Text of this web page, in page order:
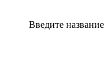
Введите название